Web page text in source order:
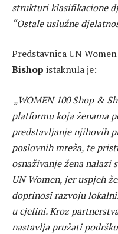
strukturi klasifikacione
“Ostale uslužne
Predstavnica UN
Bishop istaknula je:
„WOMEN 100 Shop &
platformu koja ženama
predstavljanje njihovih
poslovnih mreža, te
osnaživanje žena nalazi
UN Women, jer uspjeh
doprinosi razvoju
u cjelini. Kroz
nastavlja pružati